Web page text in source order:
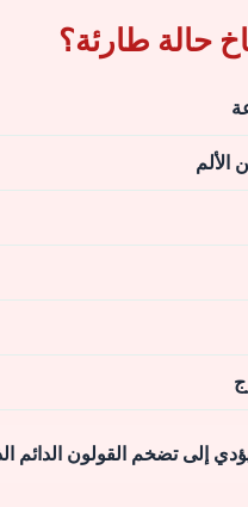
حالة طارئة؟
الألم